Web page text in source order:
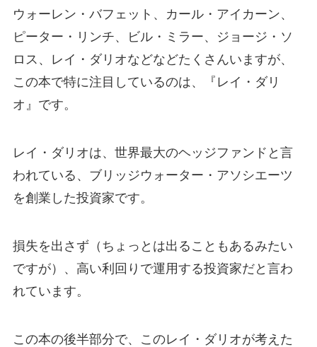
ウォーレン・バフェット、カール・アイカーン、
ピーター・リンチ、ビル・ミラー、ジョージ・ソ
ロス、レイ・ダリオなどなどたくさんいますが、
この本で特に注目しているのは、『レイ・ダリ
オ』です。
レイ・ダリオは、世界最大のヘッジファンドと言
われている、ブリッジウォーター・アソシエーツ
を創業した投資家です。
損失を出さず（ちょっとは出ることもあるみたい
ですが）、高い利回りで運用する投資家だと言わ
れています。
この本の後半部分で、このレイ・ダリオが考えた